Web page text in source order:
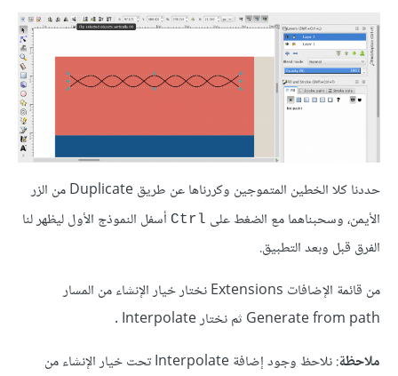
حددنا كلا الخطين المتموجين وكررناها عن طريق Duplicate من الزر
الأيمن، وسحبناهما مع الضغط على Ctrl أسفل النموذج الأول ليظهر لنا
الفرق قبل وبعد التطبيق.
من قائمة الإضافات Extensions نختار خيار الإنشاء من المسار
Generate from path ثم نختار Interpolate .
ملاحظة
: نلاحظ وجود إضافة Interpolate تحت خيار الإنشاء من